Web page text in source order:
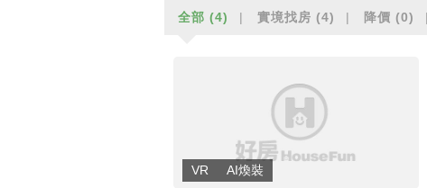
全部 (4) 實境找房 (4) 降價 (0)